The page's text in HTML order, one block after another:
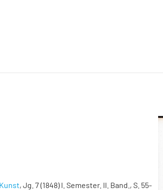
, Jg. 7 (1848) I. Semester. II. Band., S. 55-